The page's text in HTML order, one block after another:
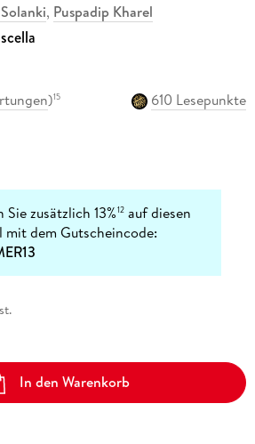
, Puspadip Kharel
)15
610 Lesepunkte
Sie zusätzlich 13%12 auf diesen
mit dem Gutscheincode:
In den Warenkorb